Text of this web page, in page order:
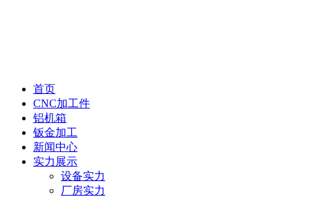
首页
CNC加工件
铝机箱
钣金加工
新闻中心
实力展示
设备实力
厂房实力